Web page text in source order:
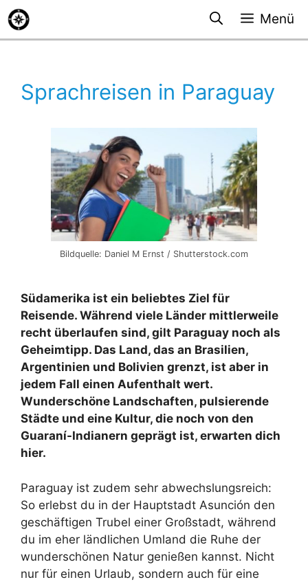
Zum
Inhalt
springen
Menü
Sprachreisen in Paraguay
Bildquelle: Daniel M Ernst / Shutterstock.com
Südamerika ist ein beliebtes Ziel für
Reisende. Während viele Länder mittlerweile
recht überlaufen sind, gilt Paraguay noch als
Geheimtipp. Das Land, das an Brasilien,
Argentinien und Bolivien grenzt, ist aber in
jedem Fall einen Aufenthalt wert.
Wunderschöne Landschaften, pulsierende
Städte und eine Kultur, die noch von den
Guaraní-Indianern geprägt ist, erwarten dich
hier.
Paraguay ist zudem sehr abwechslungsreich:
So erlebst du in der Hauptstadt Asunción den
geschäftigen Trubel einer Großstadt, während
du im eher ländlichen Umland die Ruhe der
wunderschönen Natur genießen kannst. Nicht
nur für einen Urlaub, sondern auch für eine